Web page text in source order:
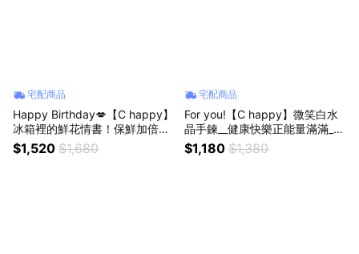
宅配商品
Happy Birthday💋【C happy】
冰箱裡的鮮花情書！保鮮加倍，
天天告白_獨家冰箱花
$1,520 $1,680
宅配商品
For you!【C happy】微笑白水
晶手鍊__健康快樂正能量滿滿_生
日禮物_情人節禮物_祝福禮
$1,180 $1,380